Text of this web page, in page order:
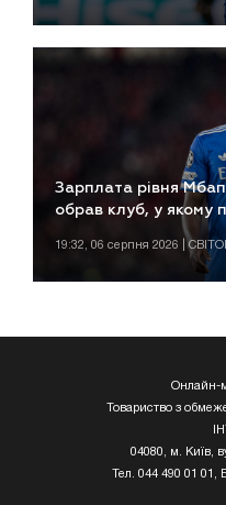
Зарплата рівня
обрав клуб, у якому
19:32, 06 серпня 2026 |
Онлайн-
Товариство з
04080, м. Київ,
Тел. 044 490 01 01,